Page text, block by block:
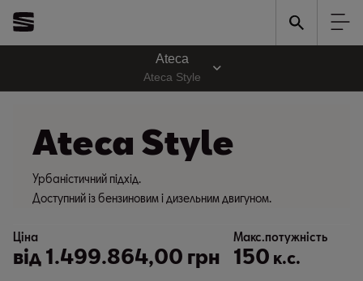
Ateca
Ateca Style
Ateca Style
Урбаністичний підхід.
Доступний із бензиновим і дизельним двигуном.
Ціна
від 1.499.864,00 грн
Макс.потужність
150 к.с.